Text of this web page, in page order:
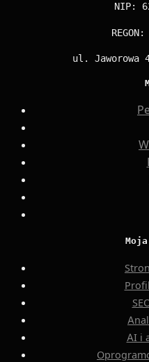
NIP:
ul. Jaworowa
AI i